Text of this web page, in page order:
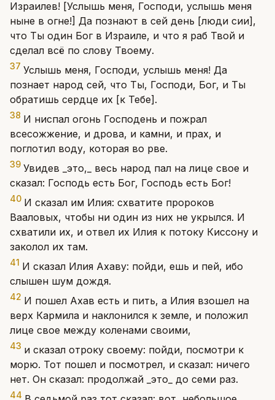
Израилев! [Услышь меня, Господи, услышь меня
ныне в огне!] Да познают в сей день [люди сии],
что Ты один Бог в Израиле, и что я раб Твой и
сделал всё по слову Твоему.
37 Услышь меня, Господи, услышь меня! Да
познает народ сей, что Ты, Господи, Бог, и Ты
обратишь сердце их [к Тебе].
38 И ниспал огонь Господень и пожрал
всесожжение, и дрова, и камни, и прах, и
поглотил воду, которая во рве.
39 Увидев _это,_ весь народ пал на лице свое и
сказал: Господь есть Бог, Господь есть Бог!
40 И сказал им Илия: схватите пророков
Вааловых, чтобы ни один из них не укрылся. И
схватили их, и отвел их Илия к потоку Киссону и
заколол их там.
41 И сказал Илия Ахаву: пойди, ешь и пей, ибо
слышен шум дождя.
42 И пошел Ахав есть и пить, а Илия взошел на
верх Кармила и наклонился к земле, и положил
лице свое между коленами своими,
43 и сказал отроку своему: пойди, посмотри к
морю. Тот пошел и посмотрел, и сказал: ничего
нет. Он сказал: продолжай _это_ до семи раз.
44